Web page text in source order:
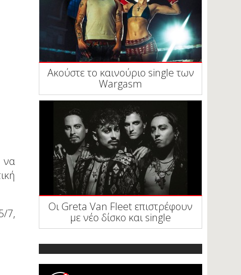
να
7,
Ακούστε το καινούριο single των
Wargasm
Οι Greta Van Fleet επιστρέφουν
με νέο δίσκο και single